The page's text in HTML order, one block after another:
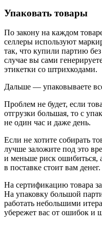
Упаковать товары
По закону на каждом
селлеры используют
так, что купили партию
случае вы сами
этикетки со штрихкодами.
Дальше — упаковываете
Проблем не будет, если
отгрузки большая, то с
не один час и даже день.
Если не хотите собирать
лучше заложите под это
и меньше риск ошибиться,
в поставке стоит вам денег.
На сертификацию товара
На упаковку большой
работать небольшими
убережет вас от ошибок и